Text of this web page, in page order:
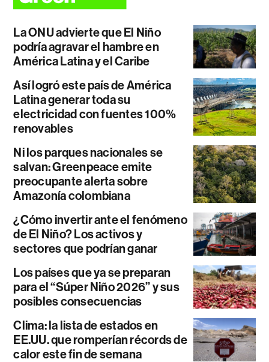
La ONU advierte que El Niño
podría agravar el hambre en
América Latina y el Caribe
Así logró este país de América
Latina generar toda su
electricidad con fuentes 100%
renovables
Ni los parques nacionales se
salvan: Greenpeace emite
preocupante alerta sobre
Amazonía colombiana
¿Cómo invertir ante el fenómeno
de El Niño? Los activos y
sectores que podrían ganar
Los países que ya se preparan
para el “Súper Niño 2026” y sus
posibles consecuencias
Clima: la lista de estados en
EE.UU. que romperían récords de
calor este fin de semana